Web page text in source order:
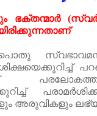
ഭക്തന്മാർ(
അരുവികളും